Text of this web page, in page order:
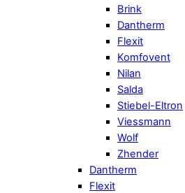
Brink
Dantherm
Flexit
Komfovent
Nilan
Salda
Stiebel-Eltron
Viessmann
Wolf
Zhender
Dantherm
Flexit